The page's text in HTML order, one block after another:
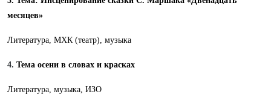
месяцев»
Литература, МХК (театр), музыка
4. Тема осени в словах и красках
Литература, музыка, ИЗО